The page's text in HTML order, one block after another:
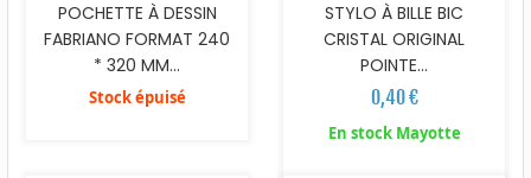
POCHETTE À DESSIN
FABRIANO FORMAT 240
* 320 MM...
Stock épuisé
STYLO À BILLE BIC
CRISTAL ORIGINAL
POINTE...
0,40 €
En stock Mayotte